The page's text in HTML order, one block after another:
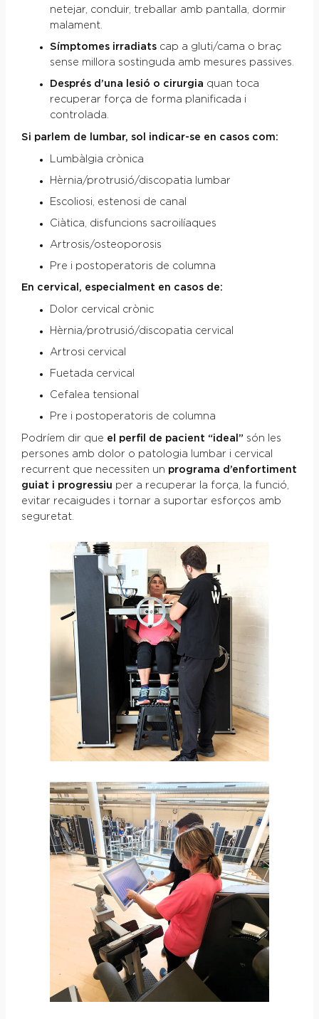
netejar, conduir, treballar amb pantalla, dormir
malament.
Símptomes irradiats cap a gluti/cama o braç
sense millora sostinguda amb mesures passives.
Després d’una lesió o cirurgia quan toca
recuperar força de forma planificada i
controlada.
Si parlem de lumbar, sol indicar-se en casos com:
Lumbàlgia crònica
Hèrnia/protrusió/discopatia lumbar
Escoliosi, estenosi de canal
Ciàtica, disfuncions sacroilíaques
Artrosis/osteoporosis
Pre i postoperatoris de columna
En cervical, especialment en casos de:
Dolor cervical crònic
Hèrnia/protrusió/discopatia cervical
Artrosi cervical
Fuetada cervical
Cefalea tensional
Pre i postoperatoris de columna
Podríem dir que el perfil de pacient “ideal” són les
persones amb dolor o patologia lumbar i cervical
recurrent que necessiten un programa d’enfortiment
guiat i progressiu per a recuperar la força, la funció,
evitar recaigudes i tornar a suportar esforços amb
seguretat.